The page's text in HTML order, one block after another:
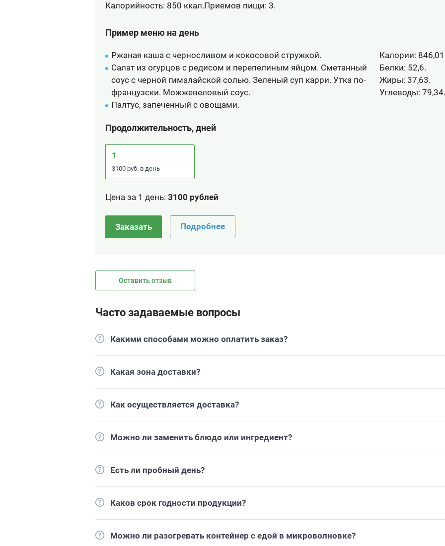
Калорийность: 850 ккал.Приемов пищи: 3.
Пример меню на день
Ржаная каша с черносливом и кокосовой стружкой.
Салат из огурцов с редисом и перепелиным яйцом. Сметанный
соус с черной гималайской солью. Зеленый суп карри. Утка по-
французски. Можжевеловый соус.
Палтус, запеченный с овощами.
Калории:
Белки: 52,6.
Жиры: 37,63.
Углеводы: 79,34.
Продолжительность, дней
1
3100 руб. в день
Цена за 1 день: 3100 рублей
Заказать Подробнее
Оставить отзыв
Часто задаваемые вопросы
Какими способами можно оплатить заказ?
Какая зона доставки?
Как осуществляется доставка?
Можно ли заменить блюдо или ингредиент?
Есть ли пробный день?
Каков срок годности продукции?
Можно ли разогревать контейнер с едой в микроволновке?